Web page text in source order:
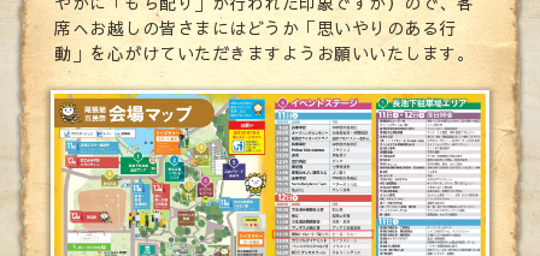
席へお越しの皆さまにはどうか「思いやりのある行
動」を心がけていただきますようお願いいたします。